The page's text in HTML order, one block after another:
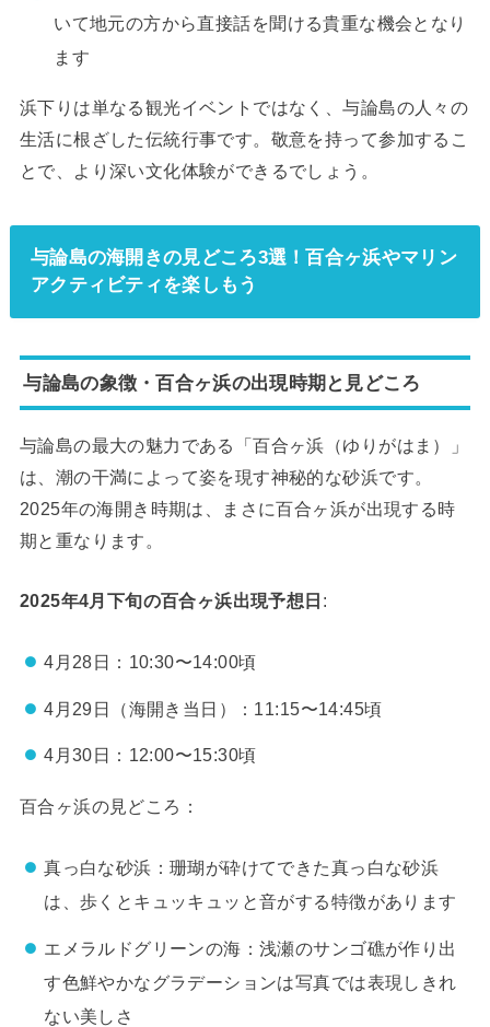
いて地元の方から直接話を聞ける貴重な機会となり
ます
浜下りは単なる観光イベントではなく、与論島の人々の
生活に根ざした伝統行事です。敬意を持って参加するこ
とで、より深い文化体験ができるでしょう。
与論島の海開きの見どころ3選！百合ヶ浜やマリン
アクティビティを楽しもう
与論島の象徴・百合ヶ浜の出現時期と見どころ
与論島の最大の魅力である「百合ヶ浜（ゆりがはま）」
は、潮の干満によって姿を現す神秘的な砂浜です。
2025年の海開き時期は、まさに百合ヶ浜が出現する時
期と重なります。
2025年4月下旬の百合ヶ浜出現予想日 :
4月28日：10:30〜14:00頃
4月29日（海開き当日）：11:15〜14:45頃
4月30日：12:00〜15:30頃
百合ヶ浜の見どころ：
真っ白な砂浜：珊瑚が砕けてできた真っ白な砂浜
は、歩くとキュッキュッと音がする特徴があります
エメラルドグリーンの海：浅瀬のサンゴ礁が作り出
す色鮮やかなグラデーションは写真では表現しきれ
ない美しさ